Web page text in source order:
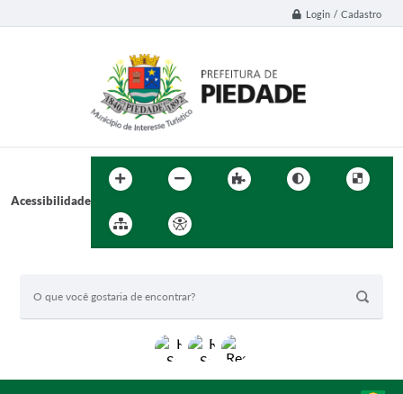
Login / Cadastro
Acessibilidade